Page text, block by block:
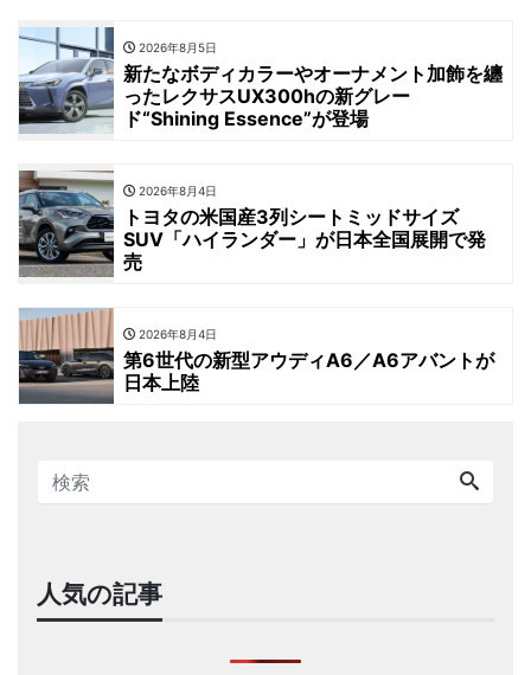
2026年8月5日
新たなボディカラーやオーナメント加飾を纏
ったレクサスUX300hの新グレー
ド“Shining Essence”が登場
2026年8月4日
トヨタの米国産3列シートミッドサイズ
SUV「ハイランダー」が日本全国展開で発
売
2026年8月4日
第6世代の新型アウディA6／A6アバントが
日本上陸
人気の記事